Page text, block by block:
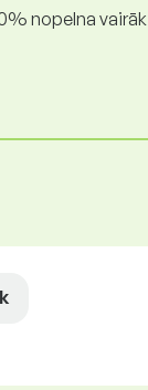
nopelna vairāk